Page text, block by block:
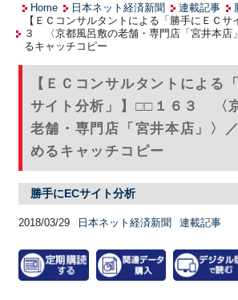
Home 日本ネット経済新聞 連載記事
【ＥＣコンサルタントによる「勝手にＥＣサ
３ 〈京都風呂敷の老舗・専門店「宮井本店
るキャッチコピー
【ＥＣコンサルタントによる
サイト分析」】□□１６３ 〈
老舗・専門店「宮井本店」〉
めるキャッチコピー
勝手にECサイト分析
2018/03/29 日本ネット経済新聞 連載記事